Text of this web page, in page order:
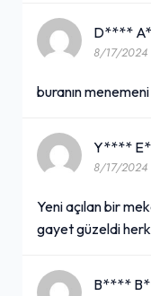
D****
8/17/2024
buranın
Y****
8/17/2024
Yeni açılan bir
gayet güzeldi
B****